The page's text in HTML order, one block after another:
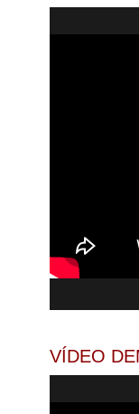
VÍDEO